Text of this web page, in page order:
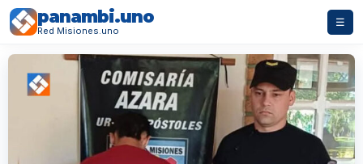
panambi.uno
Red Misiones.uno
☰